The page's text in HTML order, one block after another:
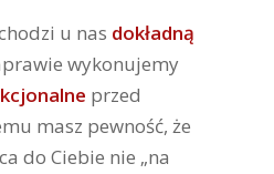
u nas dokładną
wykonujemy
przed
masz pewność, że
do Ciebie nie „na